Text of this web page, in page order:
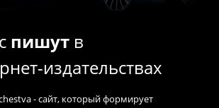
- сайт, который формирует
пишут в
издательствах